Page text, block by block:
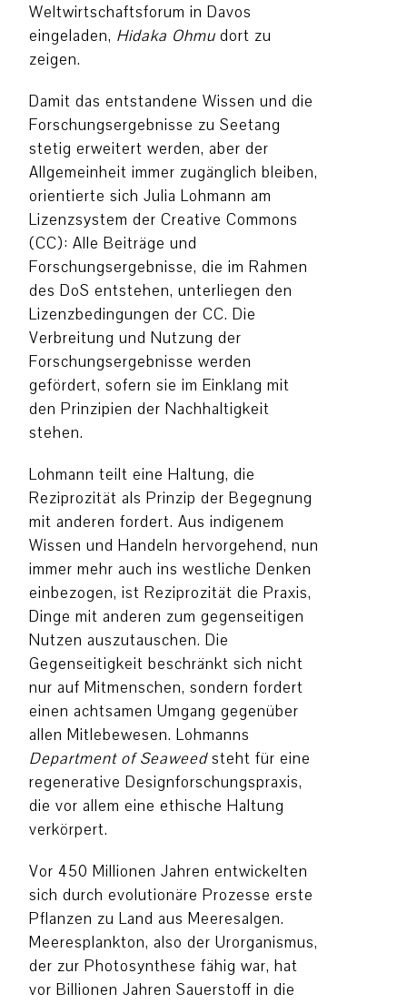
Weltwirtschaftsforum in Davos
eingeladen, Hidaka Ohmu dort zu
zeigen.
Damit das entstandene Wissen und die
Forschungsergebnisse zu Seetang
stetig erweitert werden, aber der
Allgemeinheit immer zugänglich bleiben,
orientierte sich Julia Lohmann am
Lizenzsystem der Creative Commons
(CC): Alle Beiträge und
Forschungsergebnisse, die im Rahmen
des DoS entstehen, unterliegen den
Lizenzbedingungen der CC. Die
Verbreitung und Nutzung der
Forschungsergebnisse werden
gefördert, sofern sie im Einklang mit
den Prinzipien der Nachhaltigkeit
stehen.
Lohmann teilt eine Haltung, die
Reziprozität als Prinzip der Begegnung
mit anderen fordert. Aus indigenem
Wissen und Handeln hervorgehend, nun
immer mehr auch ins westliche Denken
einbezogen, ist Reziprozität die Praxis,
Dinge mit anderen zum gegenseitigen
Nutzen auszutauschen. Die
Gegenseitigkeit beschränkt sich nicht
nur auf Mitmenschen, sondern fordert
einen achtsamen Umgang gegenüber
allen Mitlebewesen. Lohmanns
Department of Seaweedsteht für eine
regenerative Designforschungspraxis,
die vor allem eine ethische Haltung
verkörpert.
Vor 450 Millionen Jahren entwickelten
sich durch evolutionäre Prozesse erste
Pflanzen zu Land aus Meeresalgen.
Meeresplankton, also der Urorganismus,
der zur Photosynthese fähig war, hat
vor Billionen Jahren Sauerstoff in die